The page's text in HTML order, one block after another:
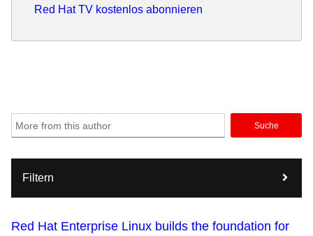
Red Hat TV kostenlos abonnieren
Suche
Filtern
Red Hat Enterprise Linux builds the foundation for